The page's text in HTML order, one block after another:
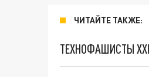
ЧИТАЙТЕ ТАКЖЕ:
ТЕХНОФАШИСТЫ